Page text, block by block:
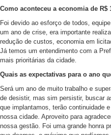
Como aconteceu a economia de R$
Foi devido ao esforço de todos,
um ano de crise, era importante
redução de custos, economia em
Já temos um entendimento com a
mais prioritárias da cidade.
Quais as expectativas para o ano
Será um ano de muito trabalho e
de desistir, mas sim persistir, buscar
que implantamos, terão continuidade
nossa cidade. Aproveito para
nossa gestão. Foi uma grande honra